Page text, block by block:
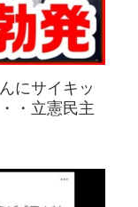
にサイキッ
・立憲民主